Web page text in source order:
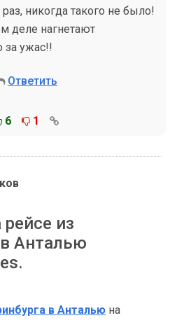
никогда такого не было!
деле нагнетают
за ужас!!
Ответить
6 1
из
в Анталью
в Анталью на